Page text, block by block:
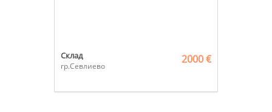
Склад
гр.Севлиево
2000 €